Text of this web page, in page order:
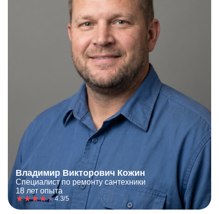
Владимир Викторович Кожин
Специалист по ремонту сантехники
18 лет опыта
4.3/5